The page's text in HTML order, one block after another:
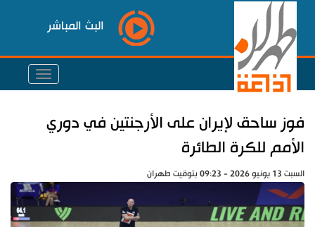
البث المباشر
فوز ساحق لإيران على الأرجنتين في دوري
الأمم للكرة الطائرة
السبت 13 يونيو 2026 - 09:23 بتوقيت طهران